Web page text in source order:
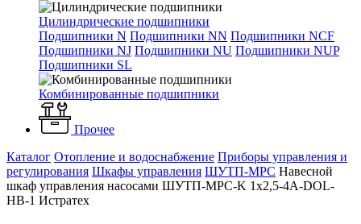
Цилиндрические подшипники
Подшипники N Подшипники NN Подшипники NCF
Подшипники NJ Подшипники NU Подшипники NUP
Подшипники SL
Комбинированные подшипники
Прочее
Каталог Отопление и водоснабжение Приборы управления и
регулирования Шкафы управления ШУТП-MPC Навесной
шкаф управления насосами ШУТП-MPC-K 1x2,5-4A-DOL-
НВ-1 Истратех